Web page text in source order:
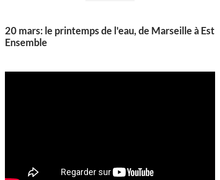
20 mars: le printemps de l'eau, de Marseille à Est
Ensemble